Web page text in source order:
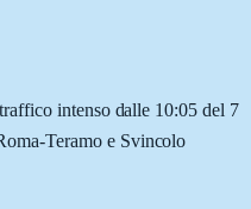
intenso dalle 10:05 del 7
Teramo e Svincolo